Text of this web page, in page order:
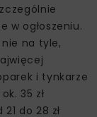
w ogłoszeniu.
na tyle,
i tynkarze
35 zł
do 28 zł